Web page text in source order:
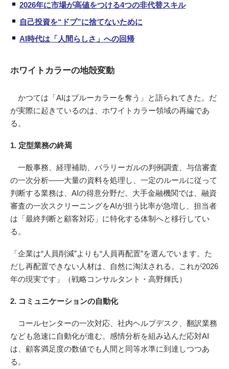
2026年に市場が高値をつける4つの非代替スキル
自己投資を“ドブ”に捨てないために
AI時代は「人間らしさ」への回帰
ホワイトカラーの地殻変動
かつては「AIはブルーカラーを奪う」と語られてきた。だ
が実際に起きているのは、ホワイトカラー領域の再編であ
る。
1. 定型業務の終焉
一般事務、経理補助、パラリーガルの判例調査、与信審査
の一次分析――大量の資料を処理し、一定のルールに従って
判断する業務は、AIの得意分野だ。大手金融機関では、融資
審査の一次スクリーニングをAIが担う比率が急増し、担当者
は「最終判断と顧客対応」に特化する体制へと移行してい
る。
「企業は“人員削減”よりも“人員再配置”を選んでいます。た
だし再配置できない人材は、自然に淘汰される。これが2026
年の現実です」（戦略コンサルタント・高野輝氏）
2. コミュニケーションの自動化
コールセンターの一次対応、社内ヘルプデスク、翻訳業務
なども急速に自動化が進む。感情分析を組み込んだ応対AI
は、顧客満足度の数値でも人間と同等水準に到達しつつあ
る。